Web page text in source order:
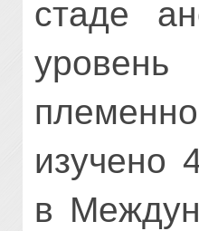
стаде
уровень
изучено
в